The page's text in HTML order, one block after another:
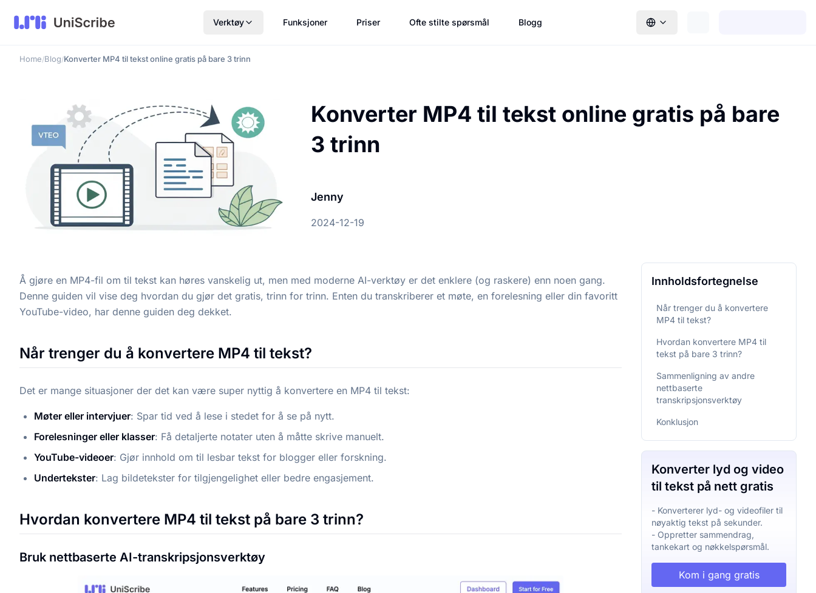
Verktøy Funksjoner Priser Ofte stilte spørsmål Blogg
Home/Blog/Konverter MP4 til tekst online gratis på bare 3 trinn
Konverter MP4 til tekst online gratis på bare
3 trinn
Jenny
2024-12-19
Å gjøre en MP4-fil om til tekst kan høres vanskelig ut, men med moderne AI-verktøy er det enklere (og raskere) enn noen gang.
Denne guiden vil vise deg hvordan du gjør det gratis, trinn for trinn. Enten du transkriberer et møte, en forelesning eller din favoritt
YouTube-video, har denne guiden deg dekket.
Når trenger du å konvertere MP4 til tekst?
Det er mange situasjoner der det kan være super nyttig å konvertere en MP4 til tekst:
Møter eller intervjuer: Spar tid ved å lese i stedet for å se på nytt.
Forelesninger eller klasser: Få detaljerte notater uten å måtte skrive manuelt.
YouTube-videoer: Gjør innhold om til lesbar tekst for blogger eller forskning.
Undertekster: Lag bildetekster for tilgjengelighet eller bedre engasjement.
Hvordan konvertere MP4 til tekst på bare 3 trinn?
Bruk nettbaserte AI-transkripsjonsverktøy
Innholdsfortegnelse
Når trenger du å konvertere
MP4 til tekst?
Hvordan konvertere MP4 til
tekst på bare 3 trinn?
Sammenligning av andre
nettbaserte
transkripsjonsverktøy
Konklusjon
Konverter lyd og video
til tekst på nett gratis
- Konverterer lyd- og videofiler til
nøyaktig tekst på sekunder.
- Oppretter sammendrag,
tankekart og nøkkelspørsmål.
Kom i gang gratis